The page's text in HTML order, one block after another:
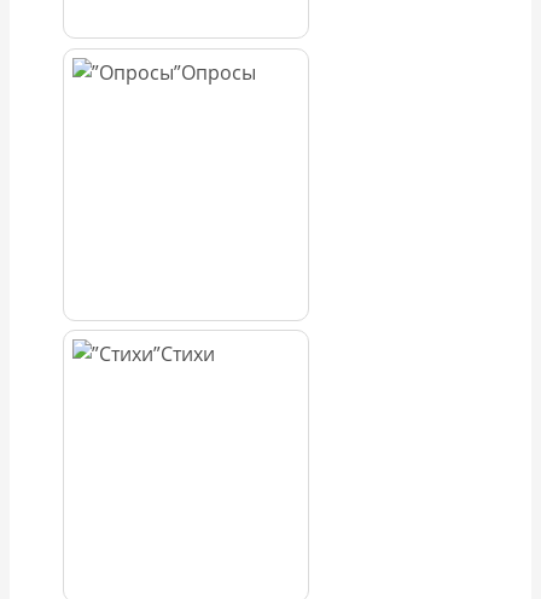
Опросы
Стихи